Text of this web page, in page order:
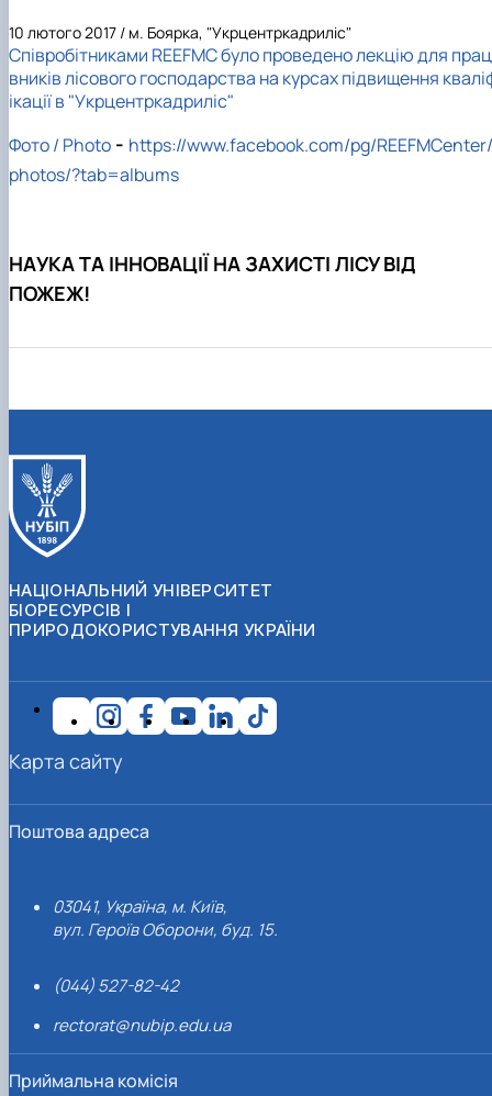
10 лютого 2017 / м. Боярка, "Укрцентркадриліс"
Співробітниками REEFMC було проведено лекцію для
вників лісового господарства на курсах підвищення
ікації в "Укрцентркадриліс"
Фото / Photo - https://www.facebook.com/pg/REEFMCenter/
photos/?tab=albums
НАУКА ТА ІННОВАЦІЇ НА ЗАХИСТІ ЛІСУ ВІД
ПОЖЕЖ!
НАЦІОНАЛЬНИЙ УНІВЕРСИТЕТ
БІОРЕСУРСІВ І
ПРИРОДОКОРИСТУВАННЯ УКРАЇНИ
Поштова адреса
03041, Україна, м. Київ,
вул. Героїв Оборони, буд. 15.
(044) 527-82-42
rectorat@nubip.edu.ua
Приймальна комісія
Карта сайту